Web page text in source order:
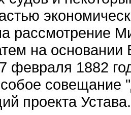
рассмотрение
на
февраля 1882
совещание
проекта Устава.